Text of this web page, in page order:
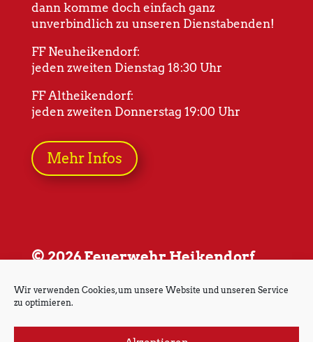
Wir verwenden Cookies, um unsere Website und unseren Service
zu optimieren.
dann komme doch einfach ganz
unverbindlich zu unseren Dienstabenden!
FF Neuheikendorf:
jeden zweiten Dienstag 18:30 Uhr
FF Altheikendorf:
jeden zweiten Donnerstag 19:00 Uhr
Mehr Infos
© 2026 Feuerwehr Heikendorf